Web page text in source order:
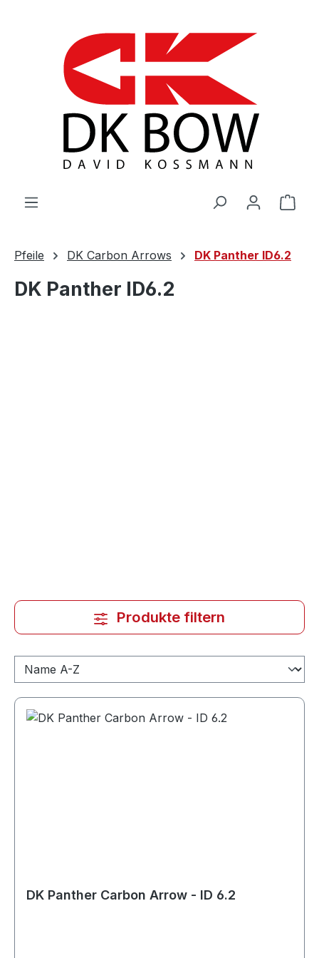
Pfeile DK Carbon Arrows DK Panther ID6.2
DK Panther ID6.2
Produkte filtern
DK Panther Carbon Arrow - ID 6.2